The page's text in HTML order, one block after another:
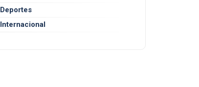
Deportes
Internacional